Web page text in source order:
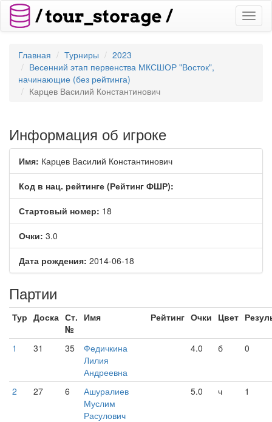
Главная Турниры
2023
Весенний этап первенства МКСШОР "Восток",
начинающие (без рейтинга)
Карцев Василий Константинович
Информация об игроке
Имя: Карцев Василий Константинович
Код в нац. рейтинге (Рейтинг ФШР):
Стартовый номер: 18
Очки: 3.0
Дата рождения: 2014-06-18
Партии
Тур Доска Ст.
№
Имя Рейтинг Очки Цвет
1 31 35
Федичкина
Лилия
Андреевна
4.0 б 0
2 27 6
Ашуралиев
Муслим
Расулович
5.0 ч 1